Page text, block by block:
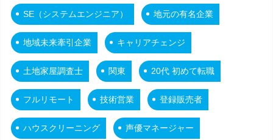
SE（システムエンジニア） 地元の有名企業
地域未来牽引企業 キャリアチェンジ
土地家屋調査士 関東 20代 初めて転職
フルリモート 技術営業 登録販売者
ハウスクリーニング 声優マネージャー